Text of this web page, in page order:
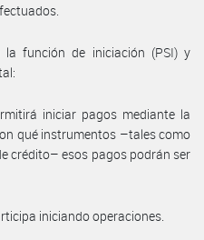
función de iniciación (PSI) y
iniciar pagos mediante la
qué instrumentos –tales como
crédito– esos pagos podrán ser
iniciando operaciones.